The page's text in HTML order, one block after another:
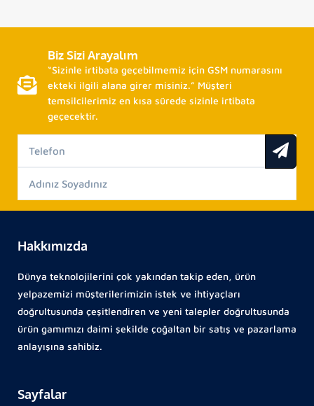
Biz Sizi Arayalım
“Sizinle irtibata geçebilmemiz için GSM numarasını
ekteki ilgili alana girer misiniz.” Müşteri
temsilcilerimiz en kısa sürede sizinle irtibata
geçecektir.
Hakkımızda
Dünya teknolojilerini çok yakından takip eden, ürün
yelpazemizi müşterilerimizin istek ve ihtiyaçları
doğrultusunda çeşitlendiren ve yeni talepler doğrultusunda
ürün gamımızı daimi şekilde çoğaltan bir satış ve pazarlama
anlayışına sahibiz.
Sayfalar